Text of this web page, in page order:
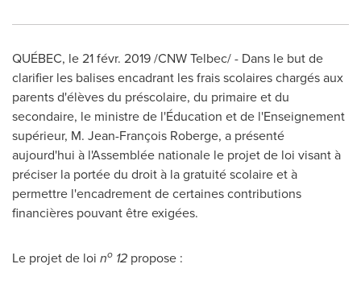
QUÉBEC, le 21 févr. 2019 /CNW Telbec/ - Dans le but de
clarifier les balises encadrant les frais scolaires chargés aux
parents d'élèves du préscolaire, du primaire et du
secondaire, le ministre de l'Éducation et de l'Enseignement
supérieur, M. Jean-François Roberge, a présenté
aujourd'hui à l'Assemblée nationale le projet de loi visant à
préciser la portée du droit à la gratuité scolaire et à
permettre l'encadrement de certaines contributions
financières pouvant être exigées.
Le projet de loi no 12 propose :